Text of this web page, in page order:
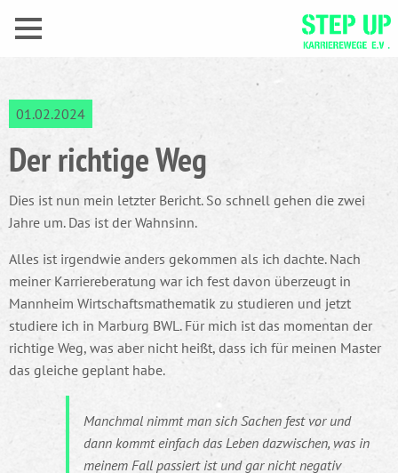
01.02.2024
Der richtige Weg
Dies ist nun mein letzter Bericht. So schnell gehen die zwei
Jahre um. Das ist der Wahnsinn.
Alles ist irgendwie anders gekommen als ich dachte. Nach
meiner Karriereberatung war ich fest davon überzeugt in
Mannheim Wirtschaftsmathematik zu studieren und jetzt
studiere ich in Marburg BWL. Für mich ist das momentan der
richtige Weg, was aber nicht heißt, dass ich für meinen Master
das gleiche geplant habe.
Manchmal nimmt man sich Sachen fest vor und
dann kommt einfach das Leben dazwischen, was in
meinem Fall passiert ist und gar nicht negativ